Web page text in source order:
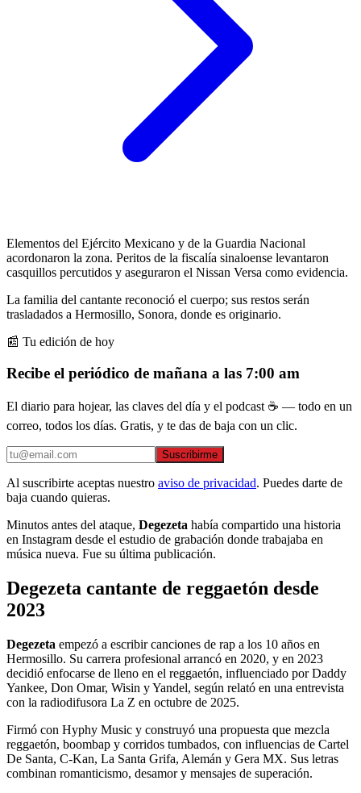
Elementos del Ejército Mexicano y de la Guardia Nacional
acordonaron la zona. Peritos de la fiscalía sinaloense levantaron
casquillos percutidos y aseguraron el Nissan Versa como evidencia.
La familia del cantante reconoció el cuerpo; sus restos serán
trasladados a Hermosillo, Sonora, donde es originario.
📰 Tu edición de hoy
Recibe el periódico de mañana a las 7:00 am
El diario para hojear, las claves del día y el podcast ☕ — todo en un
correo, todos los días. Gratis, y te das de baja con un clic.
Suscribirme
Al suscribirte aceptas nuestro aviso de privacidad. Puedes darte de
baja cuando quieras.
Minutos antes del ataque, Degezeta había compartido una historia
en Instagram desde el estudio de grabación donde trabajaba en
música nueva. Fue su última publicación.
Degezeta cantante de reggaetón desde
2023
Degezeta empezó a escribir canciones de rap a los 10 años en
Hermosillo. Su carrera profesional arrancó en 2020, y en 2023
decidió enfocarse de lleno en el reggaetón, influenciado por Daddy
Yankee, Don Omar, Wisin y Yandel, según relató en una entrevista
con la radiodifusora La Z en octubre de 2025.
Firmó con Hyphy Music y construyó una propuesta que mezcla
reggaetón, boombap y corridos tumbados, con influencias de Cartel
De Santa, C-Kan, La Santa Grifa, Alemán y Gera MX. Sus letras
combinan romanticismo, desamor y mensajes de superación.